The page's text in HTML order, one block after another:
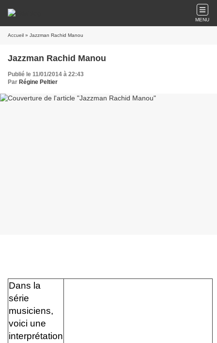
MENU
Accueil » Jazzman Rachid Manou
Jazzman Rachid Manou
Publié le 11/01/2014 à 22:43
Par Régine Peltier
Dans la
série
musiciens,
voici une
interprétation